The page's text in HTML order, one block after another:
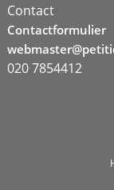
Contact
Contactformulier
020 7854412